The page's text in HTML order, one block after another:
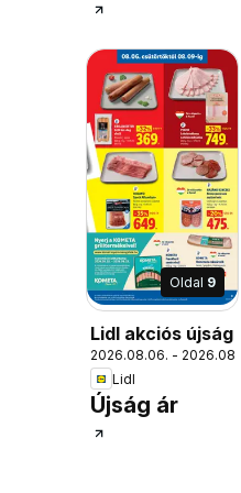
Oldal 9
Lidl akciós újság
2026.08.06. -
Lidl
Újság ár